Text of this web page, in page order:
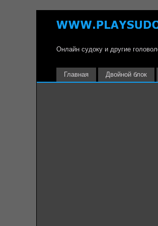
Онлайн судоку и другие
Главная Двойной блок